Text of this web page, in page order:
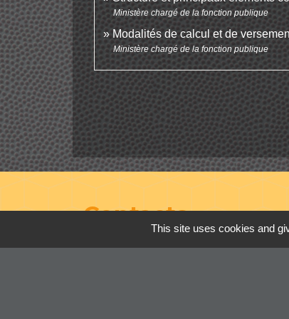
Ministère chargé de la fonction publique
Modalités de calcul et de
Ministère chargé de la fonction publique
ContactsThis site uses cookies and